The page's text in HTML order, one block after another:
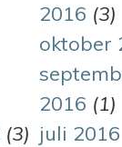
2016 (3)
oktober
2016 (1)
(3) juli 2016